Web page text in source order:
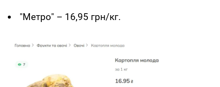
"Метро" – 16,95 грн/кг.